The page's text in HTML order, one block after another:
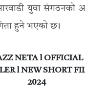
मारवाडी युवा
हुने भएको छ ।
NETA l OFFICIAL
l NEW SHORT
2024